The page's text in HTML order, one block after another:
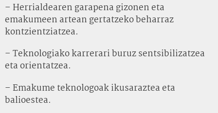
– Herrialdearen garapena gizonen eta
emakumeen artean gertatzeko beharraz
kontzientziatzea.
– Teknologiako karrerari buruz sentsibilizatzea
eta orientatzea.
– Emakume teknologoak ikusaraztea eta
balioestea.